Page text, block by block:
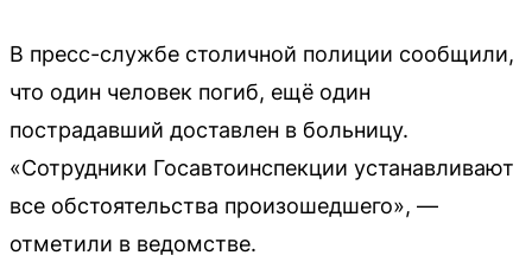
В пресс-службе столичной полиции сообщили,
что один человек погиб, ещё один
пострадавший доставлен в больницу.
«Сотрудники Госавтоинспекции устанавливают
все обстоятельства произошедшего», —
отметили в ведомстве.